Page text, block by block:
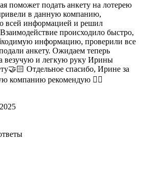
поможет подать анкету на лотерею
в данную компанию,
всей информацией и решил
происходило быстро,
информацию, проверили все
анкету. Ожидаем теперь
везучую и легкую руку Ирины
Отдельное спасибо, Ирине за
компанию рекомендую 👍🏻